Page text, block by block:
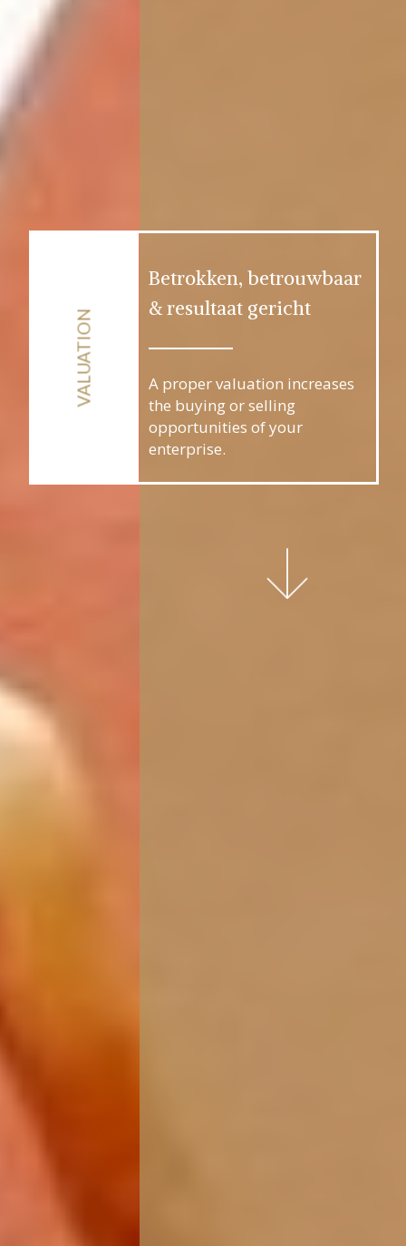
VALUATION
Betrokken, betrouwbaar
& resultaat gericht
A proper valuation increases
the buying or selling
opportunities of your
enterprise.